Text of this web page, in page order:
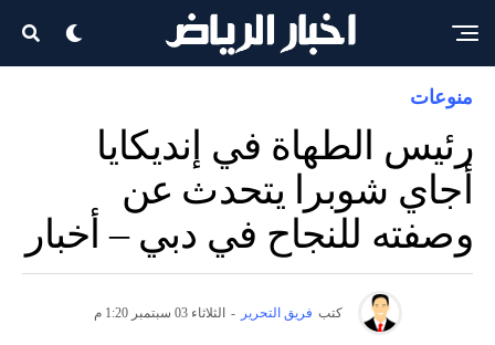
منوعات
رئيس الطهاة في إنديكايا
أجاي شوبرا يتحدث عن
وصفته للنجاح في دبي – أخبار
كتب فريق التحرير - الثلاثاء 03 سبتمبر 1:20 م